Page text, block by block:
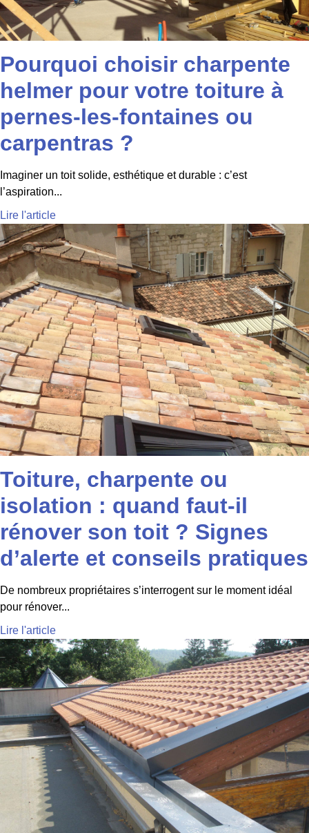
Pourquoi choisir charpente
helmer pour votre toiture à
pernes-les-fontaines ou
carpentras ?
Imaginer un toit solide, esthétique et durable : c’est
l’aspiration...
Lire l'article
Toiture, charpente ou
isolation : quand faut-il
rénover son toit ? Signes
d’alerte et conseils pratiques
De nombreux propriétaires s’interrogent sur le moment idéal
pour rénover...
Lire l'article